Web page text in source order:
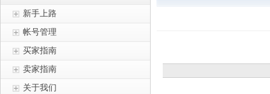
新手上路
帐号管理
买家指南
卖家指南
关于我们